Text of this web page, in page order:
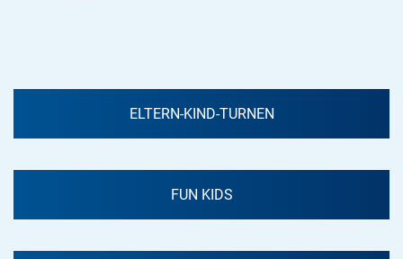
ELTERN-KIND-TURNEN
FUN KIDS